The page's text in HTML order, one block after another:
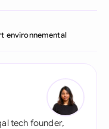
environnemental
tech founder,